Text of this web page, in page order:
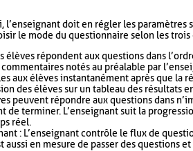
doit en régler les paramètres
le mode du questionnaire selon les trois
élèves répondent aux questions dans
notés au préalable par
aux élèves instantanément après que la
des élèves sur un tableau des résultats
peuvent répondre aux questions dans
de terminer. L’enseignant suit la
réel.
: L’enseignant contrôle le flux de
aussi en mesure de passer des questions